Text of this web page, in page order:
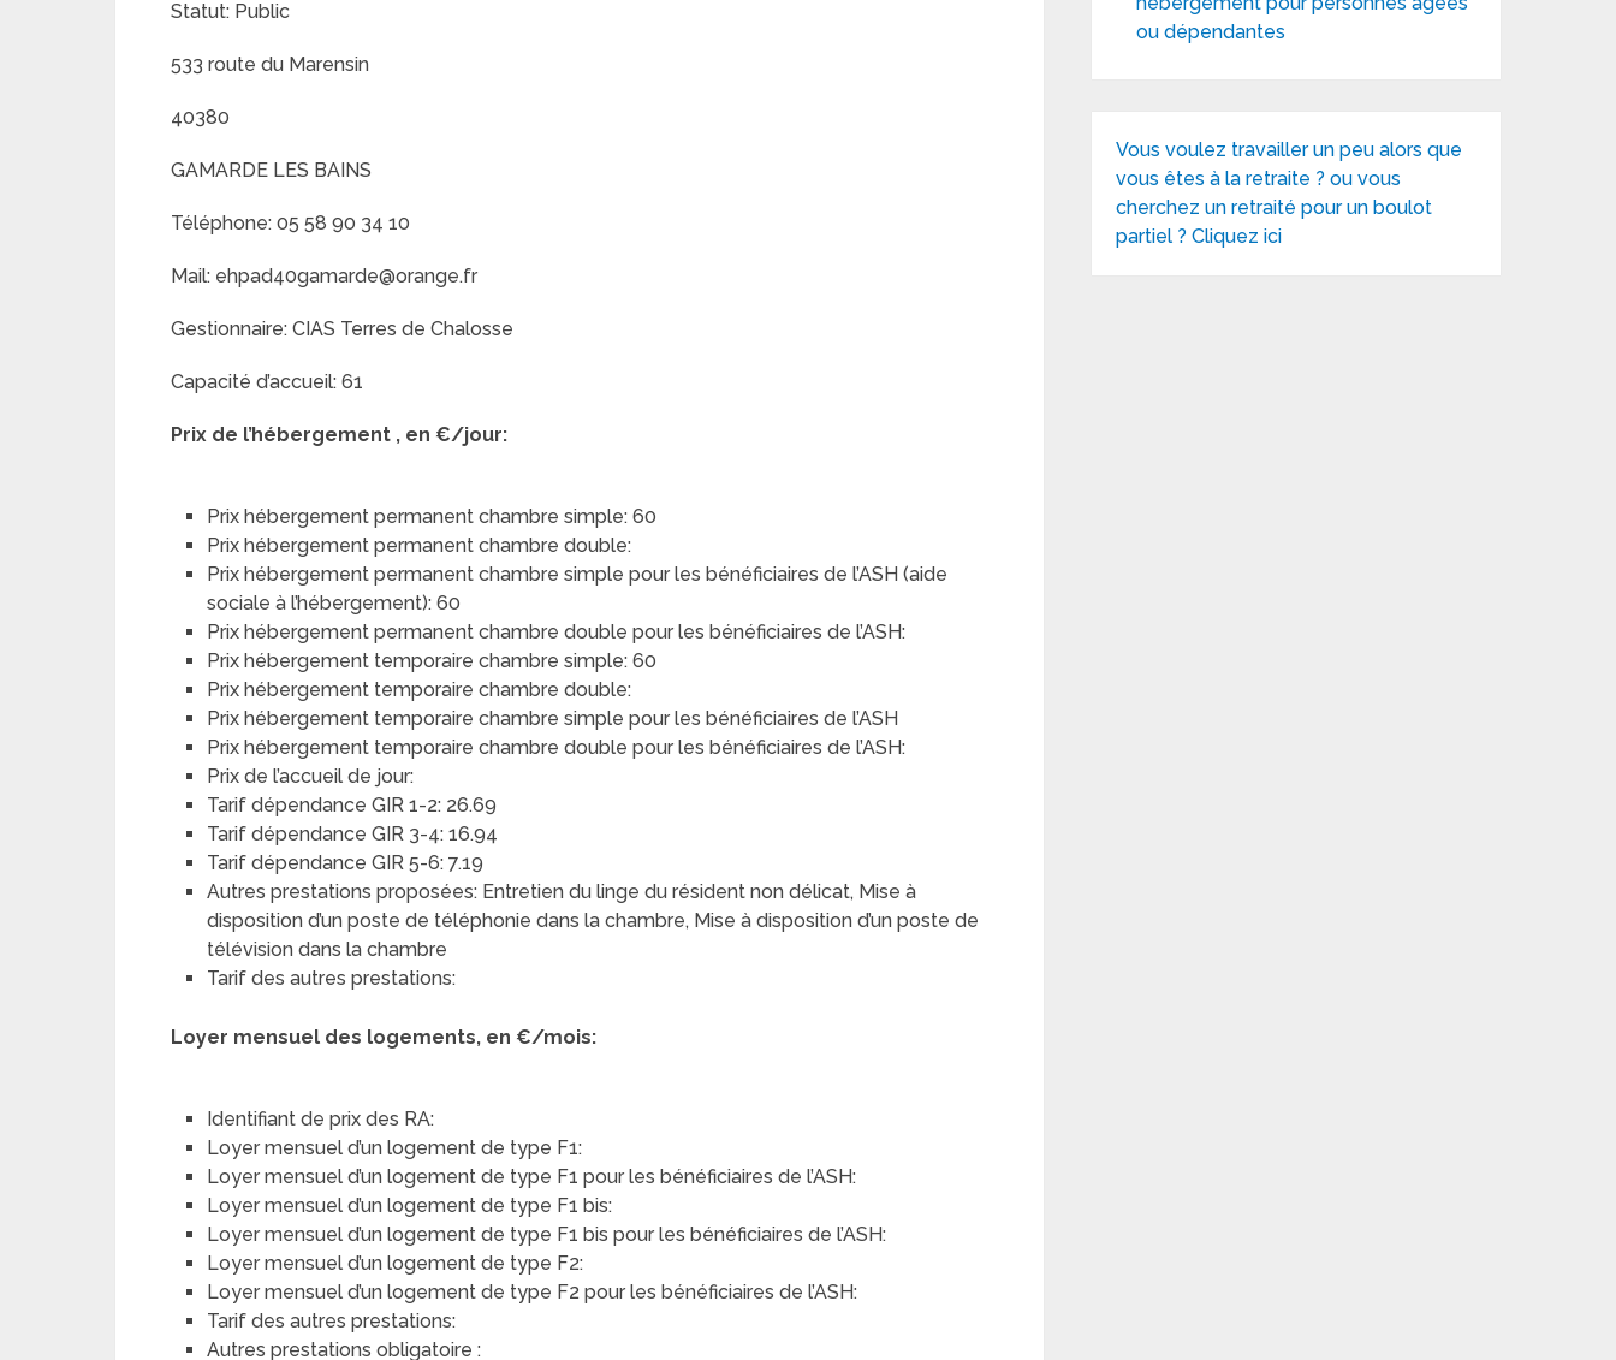
Statut: Public
533 route du Marensin
40380
GAMARDE LES BAINS
Téléphone: 05 58 90 34 10
Mail: ehpad40gamarde@orange.fr
Gestionnaire: CIAS Terres de Chalosse
Capacité d’accueil: 61
Prix de l’hébergement , en €/jour:
Prix hébergement permanent chambre simple: 60
Prix hébergement permanent chambre double:
Prix hébergement permanent chambre simple pour les bénéficiaires de l’ASH (aide
sociale à l’hébergement): 60
Prix hébergement permanent chambre double pour les bénéficiaires de l’ASH:
Prix hébergement temporaire chambre simple: 60
Prix hébergement temporaire chambre double:
Prix hébergement temporaire chambre simple pour les bénéficiaires de l’ASH
Prix hébergement temporaire chambre double pour les bénéficiaires de l’ASH:
Prix de l’accueil de jour:
Tarif dépendance GIR 1-2: 26.69
Tarif dépendance GIR 3-4: 16.94
Tarif dépendance GIR 5-6: 7.19
Autres prestations proposées: Entretien du linge du résident non délicat, Mise à
disposition d’un poste de téléphonie dans la chambre, Mise à disposition d’un poste de
télévision dans la chambre
Tarif des autres prestations:
Loyer mensuel des logements, en €/mois:
Identifiant de prix des RA:
Loyer mensuel d’un logement de type F1:
Loyer mensuel d’un logement de type F1 pour les bénéficiaires de l’ASH:
Loyer mensuel d’un logement de type F1 bis:
Loyer mensuel d’un logement de type F1 bis pour les bénéficiaires de l’ASH:
Loyer mensuel d’un logement de type F2:
Loyer mensuel d’un logement de type F2 pour les bénéficiaires de l’ASH:
Tarif des autres prestations:
Autres prestations obligatoire :
ou dépendantes
Vous voulez travailler un peu alors que
vous êtes à la retraite ? ou vous
cherchez un retraité pour un boulot
partiel ? Cliquez ici